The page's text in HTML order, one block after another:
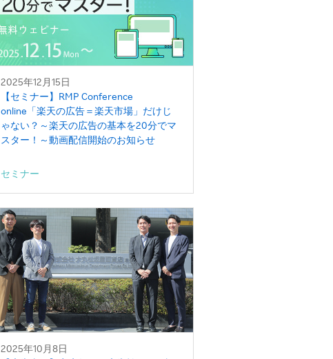
2025年12月15日
【セミナー】RMP Conference
online「楽天の広告＝楽天市場」だけじ
ゃない？～楽天の広告の基本を20分でマ
スター！～動画配信開始のお知らせ
セミナー
2025年10月8日